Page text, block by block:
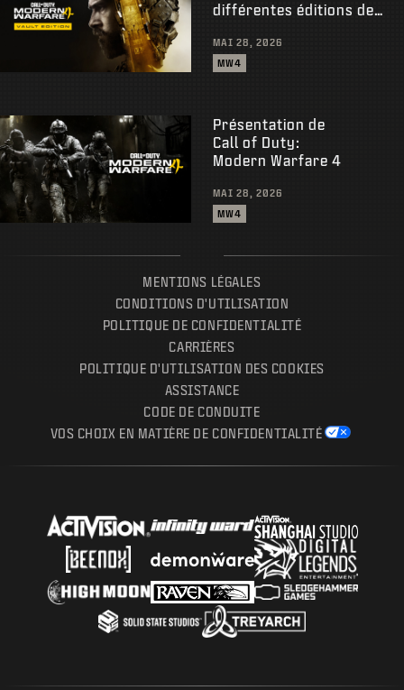
différentes éditions de
MAI 28, 2026
MW4
Présentation de
Call of Duty:
Modern Warfare 4
MAI 28, 2026
MW4
MENTIONS LÉGALES
CONDITIONS D'UTILISATION
POLITIQUE DE CONFIDENTIALITÉ
CARRIÈRES
POLITIQUE D'UTILISATION DES COOKIES
ASSISTANCE
CODE DE CONDUITE
VOS CHOIX EN MATIÈRE DE CONFIDENTIALITÉ